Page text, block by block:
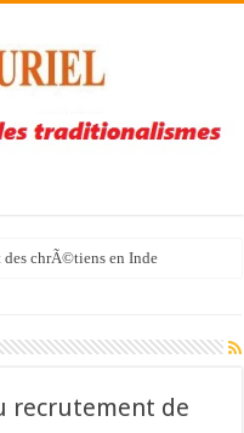
chrÃ©tiens en Inde
recrutement de